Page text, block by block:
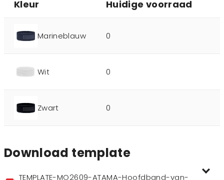
Kleur Huidige voorraad
Marineblauw 0
Wit 0
Zwart 0
Download template
TEMPLATE-MO2609-ATAMA-Hoofdband-van-